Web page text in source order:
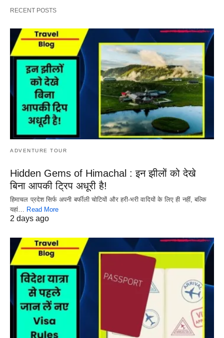
RECENT POSTS
ADVENTURE TOUR
Hidden Gems of Himachal : इन झीलों को देखे
बिना आपकी ट्रिप अधूरी है!
हिमाचल प्रदेश सिर्फ अपनी बर्फीली चोटियों और हरी-भरी वादियों के लिए ही नहीं, बल्कि
यहां…
Read More
2 days ago